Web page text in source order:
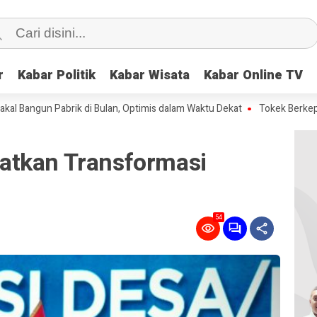
Kabar Politik Kabar Wisata Kabar Online TV
Kabar Politik Kabar Wisata Kabar Online TV
Pabrik di Bulan, Optimis dalam Waktu Dekat Tokek Berkepala Dua
Transformasi
54